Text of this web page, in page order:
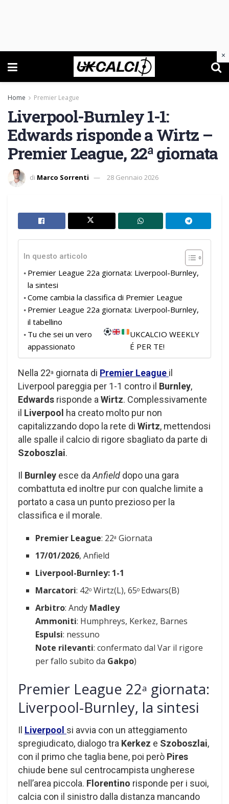
Home Premier League
Liverpool-Burnley 1-1:
Edwards risponde a Wirtz –
Premier League, 22ª giornata
di Marco Sorrenti 28 Gennaio 2026
In questo articolo
Premier League 22a giornata: Liverpool-Burnley,
la sintesi
Come cambia la classifica di Premier League
Premier League 22a giornata: Liverpool-Burnley,
il tabellino
Tu che sei un vero
appassionato
UKCALCIO WEEKLY
É PER TE!
Nella 22a giornata di Premier League il
Liverpool pareggia per 1-1 contro il Burnley,
Edwards risponde a Wirtz. Complessivamente
il Liverpool ha creato molto pur non
capitalizzando dopo la rete di Wirtz, mettendosi
alle spalle il calcio di rigore sbagliato da parte di
Szoboszlai.
Il Burnley esce da Anfield dopo una gara
combattuta ed inoltre pur con qualche limite a
portato a casa un punto prezioso per la
classifica e il morale.
Premier League: 22a Giornata
17/01/2026, Anfield
Liverpool-Burnley: 1-1
Marcatori: 42o Wirtz(L), 65o Edwars(B)
Arbitro: Andy Madley
Ammoniti: Humphreys, Kerkez, Barnes
Espulsi: nessuno
Note rilevanti: confermato dal Var il rigore
per fallo subito da Gakpo)
Premier League 22a giornata:
Liverpool-Burnley, la sintesi
Il Liverpool si avvia con un atteggiamento
spregiudicato, dialogo tra Kerkez e Szoboszlai,
con il primo che taglia bene, poi però Pires
chiude bene sul centrocampista ungherese
nell’area piccola. Florentino risponde per i suoi,
calcia con il sinistro dalla distanza mancando
×